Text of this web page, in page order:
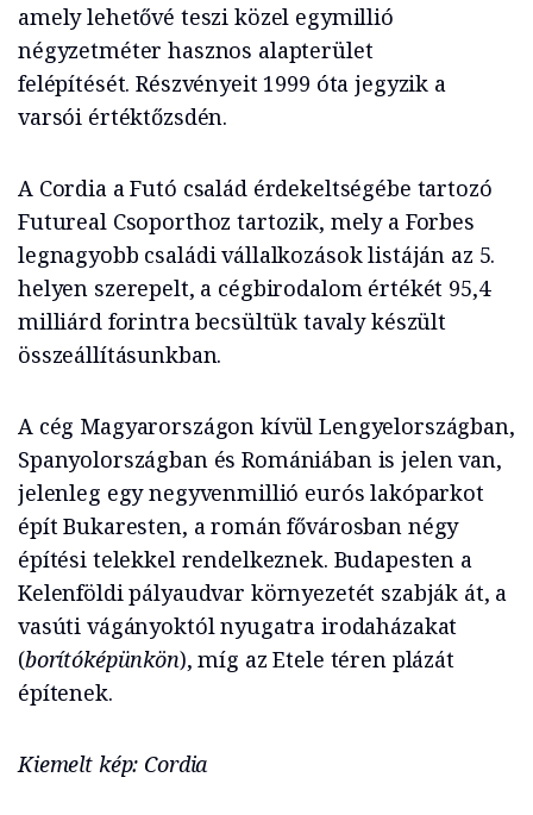
amely lehetővé teszi közel egymillió
négyzetméter hasznos alapterület
felépítését. Részvényeit 1999 óta jegyzik a
varsói értéktőzsdén.
A Cordia a Futó család érdekeltségébe tartozó
Futureal Csoporthoz tartozik, mely a Forbes
legnagyobb családi vállalkozások listáján az 5.
helyen szerepelt, a cégbirodalom értékét 95,4
milliárd forintra becsültük tavaly készült
összeállításunkban.
A cég Magyarországon kívül Lengyelországban,
Spanyolországban és Romániában is jelen van,
jelenleg egy negyvenmillió eurós lakóparkot
épít Bukaresten, a román fővárosban négy
építési telekkel rendelkeznek. Budapesten a
Kelenföldi pályaudvar környezetét szabják át, a
vasúti vágányoktól nyugatra irodaházakat
(borítóképünkön), míg az Etele téren plázát
építenek.
Kiemelt kép: Cordia